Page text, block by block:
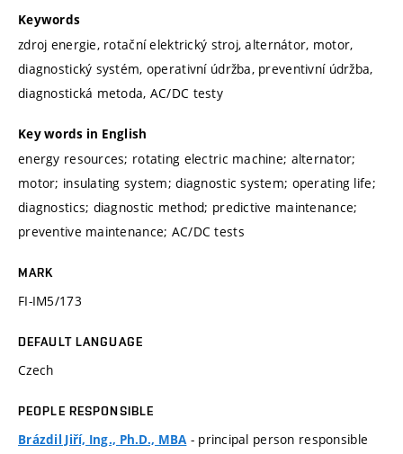
Keywords
zdroj energie, rotační elektrický stroj, alternátor, motor,
diagnostický systém, operativní údržba, preventivní údržba,
diagnostická metoda, AC/DC testy
Key words in English
energy resources; rotating electric machine; alternator;
motor; insulating system; diagnostic system; operating life;
diagnostics; diagnostic method; predictive maintenance;
preventive maintenance; AC/DC tests
MARK
FI-IM5/173
DEFAULT LANGUAGE
Czech
PEOPLE RESPONSIBLE
Brázdil Jiří, Ing., Ph.D., MBA - principal person responsible